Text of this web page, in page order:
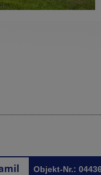
Objekt-Nr.: